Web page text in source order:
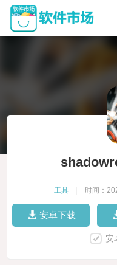
工具 时间：
安卓下载
安